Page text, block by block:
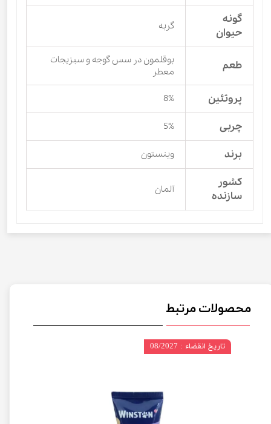
گونه
حیوان
گربه
طعم
بوقلمون در سس گوجه و سبزیجات
معطر
پروتئین 8%
چربی 5%
برند وینستون
کشور
سازنده
آلمان
محصولات مرتبط
تاریخ انقضاء : 08/2027